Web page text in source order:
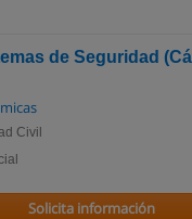
de Seguridad
Civil
Solicita información